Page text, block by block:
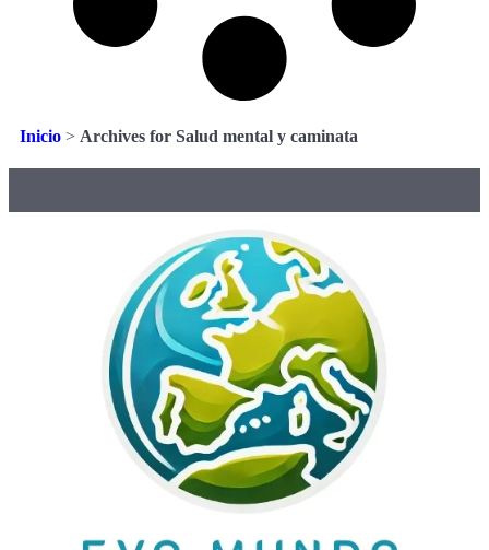
Inicio > Archives for Salud mental y caminata